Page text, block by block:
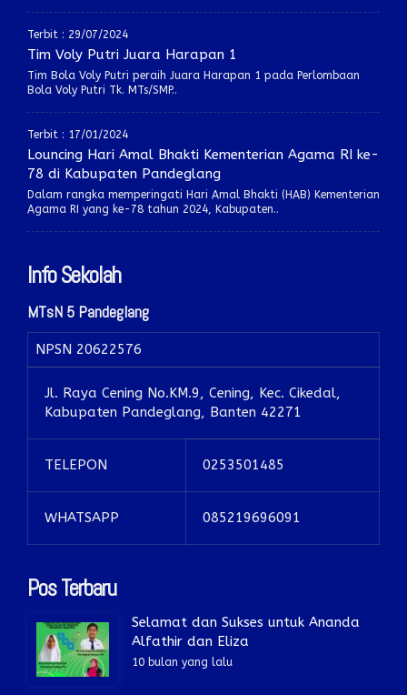
Terbit : 29/07/2024
Tim Voly Putri Juara Harapan 1
Tim Bola Voly Putri peraih Juara Harapan 1 pada Perlombaan
Bola Voly Putri Tk. MTs/SMP..
Terbit : 17/01/2024
Louncing Hari Amal Bhakti Kementerian Agama RI ke-
78 di Kabupaten Pandeglang
Dalam rangka memperingati Hari Amal Bhakti (HAB) Kementerian
Agama RI yang ke-78 tahun 2024, Kabupaten..
Info Sekolah
MTsN 5 Pandeglang
NPSN 20622576
Jl. Raya Cening No.KM.9, Cening, Kec. Cikedal,
Kabupaten Pandeglang, Banten 42271
TELEPON 0253501485
WHATSAPP 085219696091
Pos Terbaru
Selamat dan Sukses untuk Ananda
Alfathir dan Eliza
10 bulan yang lalu